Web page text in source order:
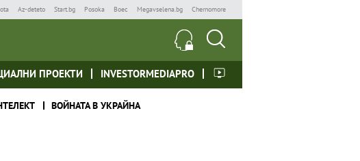
Az-deteto Start.bg Posoka Boec Megavselena.bg Chernomore
ПРОЕКТИ INVESTORMEDIAPRO
ВОЙНАТА В УКРАЙНА